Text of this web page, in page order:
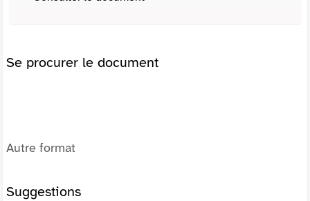
Se procurer le document
Autre format
Suggestions